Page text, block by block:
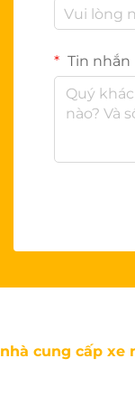
Tin nhắn
nhà cung cấp xe